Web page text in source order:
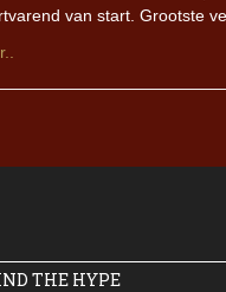
van start. Grootste
THE HYPE